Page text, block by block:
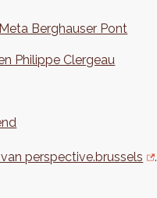
Berghauser Pont
Philippe Clergeau
perspective.brussels .